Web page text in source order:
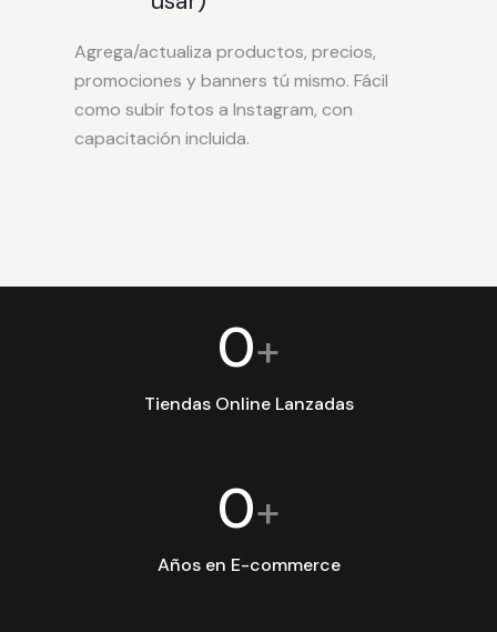
Agrega/actualiza productos, precios,
promociones y banners tú mismo. Fácil
como subir fotos a Instagram, con
capacitación incluida.
0+
Tiendas Online Lanzadas
0+
Años en E-commerce